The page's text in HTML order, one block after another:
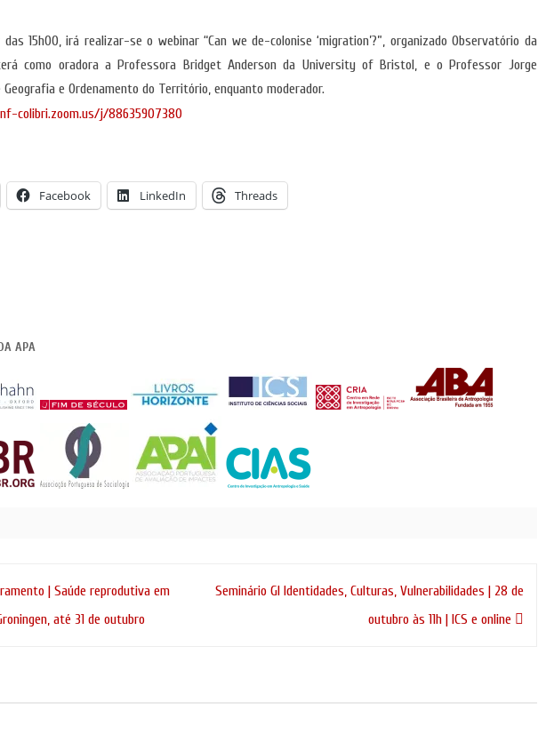
15h00, irá realizar-se o webinar “Can we de-colonise ‘migration’?”, organizado Observatório da
como oradora a Professora Bridget Anderson da University of Bristol, e o Professor Jorge
Geografia e Ordenamento do Território, enquanto moderador.
colibri.zoom.us/j/88635907380
Facebook LinkedIn Threads
APA
| Saúde reprodutiva em
até 31 de outubro
Seminário GI Identidades, Culturas, Vulnerabilidades | 28 de
outubro às 11h | ICS e online